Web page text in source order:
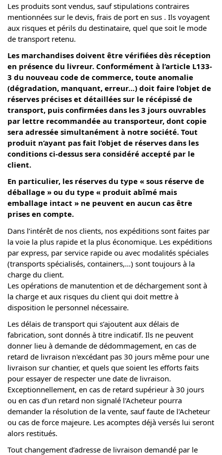
Les produits sont vendus, sauf stipulations contraires
mentionnées sur le devis, frais de port en sus . Ils voyagent
aux risques et périls du destinataire, quel que soit le mode
de transport retenu.
Les marchandises doivent être vérifiées dès réception
en présence du livreur. Conformément à l’article L133-
3 du nouveau code de commerce, toute anomalie
(dégradation, manquant, erreur…) doit faire l’objet de
réserves précises et détaillées sur le récépissé de
transport, puis confirmées dans les 3 jours ouvrables
par lettre recommandée au transporteur, dont copie
sera adressée simultanément à notre société. Tout
produit n’ayant pas fait l’objet de réserves dans les
conditions ci-dessus sera considéré accepté par le
client.
En particulier, les réserves du type « sous réserve de
déballage » ou du type « produit abîmé mais
emballage intact » ne peuvent en aucun cas être
prises en compte.
Dans l’intérêt de nos clients, nos expéditions sont faites par
la voie la plus rapide et la plus économique. Les expéditions
par express, par service rapide ou avec modalités spéciales
(transports spécialisés, containers,…) sont toujours à la
charge du client.
Les opérations de manutention et de déchargement sont à
la charge et aux risques du client qui doit mettre à
disposition le personnel nécessaire.
Les délais de transport qui s’ajoutent aux délais de
fabrication, sont donnés à titre indicatif. Ils ne peuvent
donner lieu à demande de dédommagement, en cas de
retard de livraison n'excédant pas 30 jours même pour une
livraison sur chantier, et quels que soient les efforts faits
pour essayer de respecter une date de livraison.
Exceptionnellement, en cas de retard supérieur à 30 jours
ou en cas d’un retard non signalé l'Acheteur pourra
demander la résolution de la vente, sauf faute de l'Acheteur
ou cas de force majeure. Les acomptes déjà versés lui seront
alors restitués.
Tout changement d’adresse de livraison demandé par le